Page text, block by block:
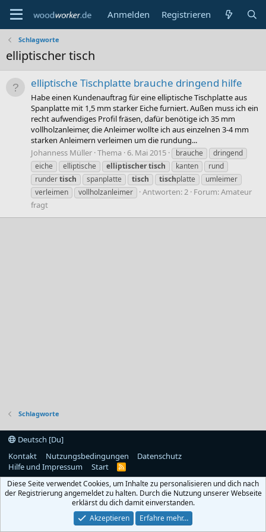
Anmelden Registrieren
Schlagworte
elliptischer tisch
elliptische Tischplatte brauche dringend hilfe
Habe einen Kundenauftrag für eine elliptische Tischplatte aus
Spanplatte mit 1,5 mm starker Eiche furniert. Außen muss ich ein
recht aufwendiges Profil fräsen, dafür benötige ich 35 mm
vollholzanleimer, die Anleimer wollte ich aus einzelnen 3-4 mm
starken Anleimern verleimen um die rundung...
Johanness Müller Thema 6. Mai 2015 brauche
dringend
eiche
elliptische elliptischertisch kanten
rund
rundertisch spanplatte tisch tischplatte
umleimer
verleimen
vollholzanleimer Antworten: 2 Forum:Amateur
fragt
Schlagworte
Deutsch [Du]
Kontakt
Nutzungsbedingungen
Datenschutz
Hilfe und Impressum
Start
R
S
Diese Seite verwendet Cookies, um Inhalte zu personalisieren und dich nach
der Registrierung angemeldet zu halten. Durch die Nutzung unserer Webseite
erklärst du dich damit einverstanden.
Akzeptieren
Erfahre mehr…